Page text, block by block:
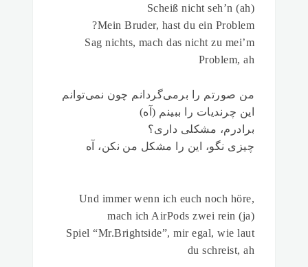
Scheiß nicht seh’n (ah)
Mein Bruder, hast du ein Problem?
Sag nichts, mach das nicht zu mei’m
Problem, ah
من صورتم را برمی‌گردانم چون نمی‌توانم
این چرندیات را ببینم (آه)
برادرم، مشکلی داری؟
چیزی نگو، این را مشکل من نکن، آه
Und immer wenn ich euch noch höre,
mach ich AirPods zwei rein (ja)
Spiel “Mr.Brightside”, mir egal, wie laut
du schreist, ah